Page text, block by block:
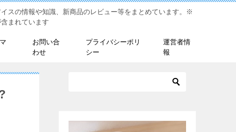
スの情報や知識、新商品のレビュー等をまとめています。※
まれています
お問い合
わせ
プライバシーポリ
シー
運営者情
報